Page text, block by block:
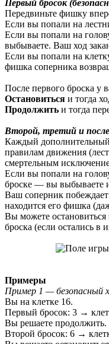
Первый бросок
Передвиньте фишку
Если вы попали на
Если вы попали на
выбываете. Ваш ход
Если вы попали на
фишка соперника
После первого броска у
Остановиться и тогда
Продолжить и тогда
Второй, третий и
Каждый
правилам движения
смертельным
Если вы попали на
броске — вы выбываете
Ваш соперник
находится его фишка
Вы можете
броска (если остались в
Примеры
Пример 1 — безопасный
Вы на клетке 16.
Первый бросок: 3 →
Вы решаете продолжить.
Второй бросок: 6 →